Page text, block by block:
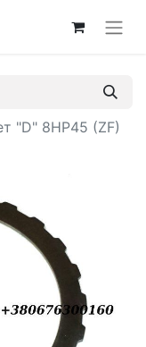
"D" 8HP45 (ZF)